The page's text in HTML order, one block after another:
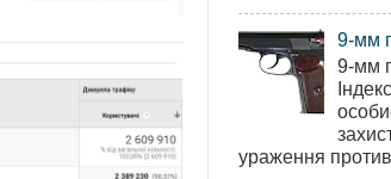
9-мм
9-мм
ураження